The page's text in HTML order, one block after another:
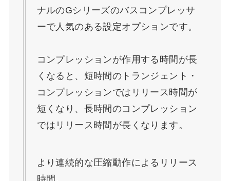
ナルのGシリーズのバスコンプレッサ
ーで人気のある設定オプションです。
コンプレッションが作用する時間が長
くなると、短時間のトランジェント・
コンプレッションではリリース時間が
短くなり、長時間のコンプレッション
ではリリース時間が長くなります。
より連続的な圧縮動作によるリリース
時間。